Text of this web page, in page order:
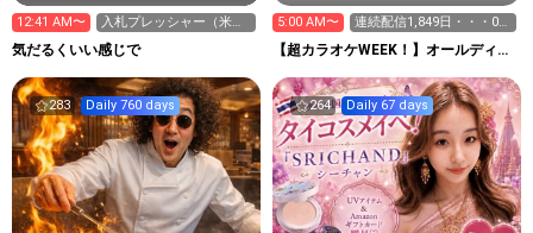
12:41 AM〜
入札プレッシャー（米国
債の入札前叩き売り）で
ドル高
気だるくいい感じで
5:00 AM〜
連続配信1,849日・・・08
時迄３時間全力配信！
【超カラオケWEEK！】オールディー
283 Daily 760 days 264 Daily 67 days